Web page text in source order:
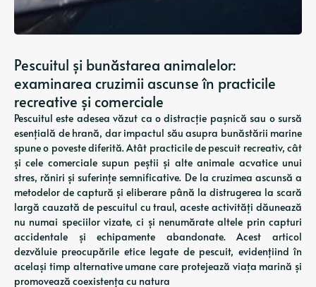
Pescuitul și bunăstarea animalelor:
examinarea cruzimii ascunse în practicile
recreative și comerciale
Pescuitul este adesea văzut ca o distracție pașnică sau o sursă
esențială de hrană, dar impactul său asupra bunăstării marine
spune o poveste diferită. Atât practicile de pescuit recreativ, cât
și cele comerciale supun peștii și alte animale acvatice unui
stres, răniri și suferințe semnificative. De la cruzimea ascunsă a
metodelor de captură și eliberare până la distrugerea la scară
largă cauzată de pescuitul cu traul, aceste activități dăunează
nu numai speciilor vizate, ci și nenumărate altele prin capturi
accidentale și echipamente abandonate. Acest articol
dezvăluie preocupările etice legate de pescuit, evidențiind în
același timp alternative umane care protejează viața marină și
promovează coexistența cu natura